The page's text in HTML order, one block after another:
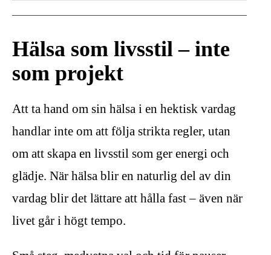
Hälsa som livsstil – inte
som projekt
Att ta hand om sin hälsa i en hektisk vardag
handlar inte om att följa strikta regler, utan
om att skapa en livsstil som ger energi och
glädje. När hälsa blir en naturlig del av din
vardag blir det lättare att hålla fast – även när
livet går i högt tempo.